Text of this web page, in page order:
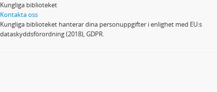
Kungliga biblioteket
Kontakta oss
Kungliga biblioteket hanterar dina personuppgifter i enlighet med EU:s
dataskyddsförordning (2018), GDPR.